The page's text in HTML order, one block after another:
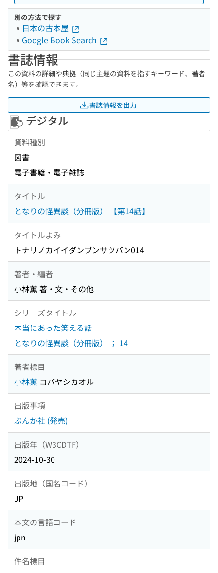
別の方法で探す
日本の古本屋
Google Book Search
書誌情報
この資料の詳細や典拠（同じ主題の資料を指すキーワード、著者
名）等を確認できます。
書誌情報を出力
デジタル
資料種別
図書
電子書籍・電子雑誌
タイトル
となりの怪異談（分冊版） 【第14話】
タイトルよみ
トナリノカイイダンブンサツバン014
著者・編者
小林薫 著・文・その他
シリーズタイトル
本当にあった笑える話
となりの怪異談（分冊版） ； 14
著者標目
小林薫 コバヤシカオル
出版事項
ぶんか社 (発売)
出版年（W3CDTF）
2024-10-30
出版地（国名コード）
JP
本文の言語コード
jpn
件名標目